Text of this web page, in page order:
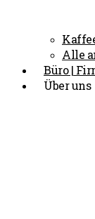
Alle
Büro |
Über uns